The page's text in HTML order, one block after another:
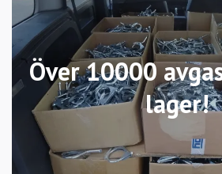
Över 10000
lager!